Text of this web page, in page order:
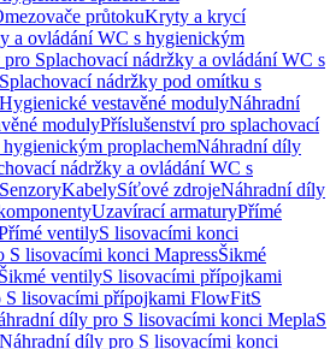
průtokuKryty a krycí
a ovládání WC s hygienickým
Splachovací nádržky a ovládání WC s
Splachovací nádržky pod omítku s
Hygienické vestavěné modulyNáhradní
modulyPříslušenství pro splachovací
proplachemNáhradní díly
nádržky a ovládání WC s
SenzoryKabelySíťové zdrojeNáhradní díly
Uzavírací armaturyPřímé
ventilyS lisovacími konci
S lisovacími konci MapressŠikmé
ventilyS lisovacími přípojkami
S lisovacími přípojkami FlowFitS
díly pro S lisovacími konci MeplaS
Náhradní díly pro S lisovacími konci